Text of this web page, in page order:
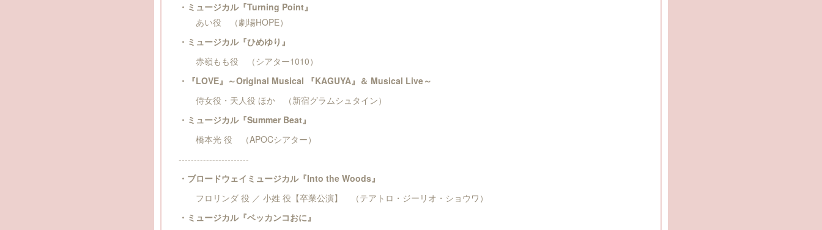
・ミュージカル『Turning Point』
あい役 （劇場HOPE）
・ミュージカル『ひめゆり』
赤嶺もも役 （シアター1010）
・『LOVE』～Original Musical 『KAGUYA』＆ Musical Live～
侍女役・天人役 ほか （新宿グラムシュタイン）
・ミュージカル『Summer Beat』
橋本光 役 （APOCシアター）
-----------------------
・ブロードウェイミュージカル『Into the Woods』
フロリンダ 役 ／ 小姓 役【卒業公演】 （テアトロ・ジーリオ・ショウワ）
・ミュージカル『ベッカンコおに』